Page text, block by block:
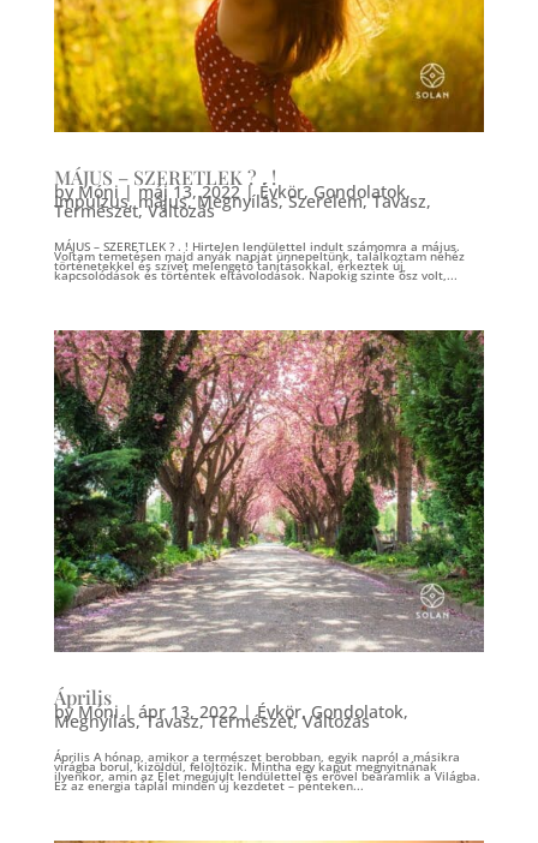
MÁJUS – SZERETLEK ? . !
byMóni |máj 13, 2022|Évkör, Gondolatok,
Impulzus, május,Megnyílás,Szerelem,Tavasz,
Természet,Változás
MÁJUS – SZERETLEK ? . ! Hirtelen lendülettel indult számomra a május.
Voltam temetésen majd anyák napját ünnepeltünk, találkoztam nehéz
történetekkel és szívet melengető tanításokkal, érkeztek új
kapcsolódások és történtek eltávolodások. Napokig szinte ősz volt,...
Április
byMóni| ápr 13, 2022|Évkör,Gondolatok,
Megnyílás,Tavasz,Természet,Változás
Április A hónap, amikor a természet berobban, egyik napról a másikra
virágba borul, kizöldül, felöltözik. Mintha egy kaput megnyitnának
ilyenkor, amin az Élet megújult lendülettel és erővel beáramlik a Világba.
Ez az energia táplál minden új kezdetet – pénteken...